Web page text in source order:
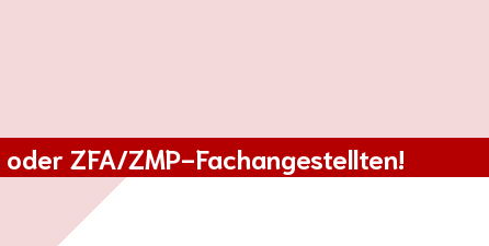
oder ZFA/ZMP-Fachangestellten!